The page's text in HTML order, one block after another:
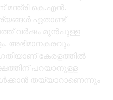
മന്ത്രി കെ.എൻ.
ഏതാണ്ട്
വർഷം മുൻപുള്ള
അഭിമാനകരവും
കേരളത്തിൽ
പറയാനുള്ള
തയ്യാറാണെന്നും